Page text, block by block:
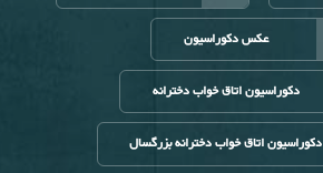
عکس دکوراسیون
دکوراسیون اتاق خواب دخترانه
دکوراسیون اتاق خواب دخترانه بزرگسال